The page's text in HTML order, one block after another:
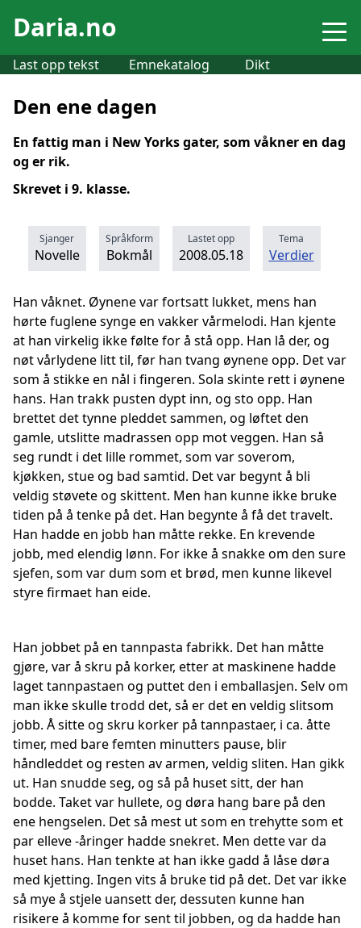
Daria.no
Last opp tekst Emnekatalog Dikt
Den ene dagen
En fattig man i New Yorks gater, som våkner en dag
og er rik.
Skrevet i 9. klasse.
Sjanger
Novelle
Språkform
Bokmål
Lastet opp
2008.05.18
Tema
Verdier
Han våknet. Øynene var fortsatt lukket, mens han
hørte fuglene synge en vakker vårmelodi. Han kjente
at han virkelig ikke følte for å stå opp. Han lå der, og
nøt vårlydene litt til, før han tvang øynene opp. Det var
som å stikke en nål i fingeren. Sola skinte rett i øynene
hans. Han trakk pusten dypt inn, og sto opp. Han
brettet det tynne pleddet sammen, og løftet den
gamle, utslitte madrassen opp mot veggen. Han så
seg rundt i det lille rommet, som var soverom,
kjøkken, stue og bad samtid. Det var begynt å bli
veldig støvete og skittent. Men han kunne ikke bruke
tiden på å tenke på det. Han begynte å få det travelt.
Han hadde en jobb han måtte rekke. En krevende
jobb, med elendig lønn. For ikke å snakke om den sure
sjefen, som var dum som et brød, men kunne likevel
styre firmaet han eide.
Han jobbet på en tannpasta fabrikk. Det han måtte
gjøre, var å skru på korker, etter at maskinene hadde
laget tannpastaen og puttet den i emballasjen. Selv om
man ikke skulle trodd det, så er det en veldig slitsom
jobb. Å sitte og skru korker på tannpastaer, i ca. åtte
timer, med bare femten minutters pause, blir
håndleddet og resten av armen, veldig sliten. Han gikk
ut. Han snudde seg, og så på huset sitt, der han
bodde. Taket var hullete, og døra hang bare på den
ene hengselen. Det så mest ut som en trehytte som et
par elleve -åringer hadde snekret. Men dette var da
huset hans. Han tenkte at han ikke gadd å låse døra
med kjetting. Ingen vits å bruke tid på det. Det var ikke
så mye å stjele uansett der, dessuten kunne han
risikere å komme for sent til jobben, og da hadde han